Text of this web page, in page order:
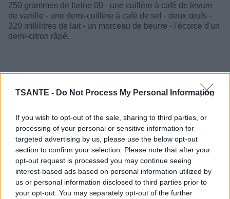
TSANTE - Do Not Process My Personal Information
If you wish to opt-out of the sale, sharing to third parties, or
processing of your personal or sensitive information for
targeted advertising by us, please use the below opt-out
section to confirm your selection. Please note that after your
opt-out request is processed you may continue seeing
interest-based ads based on personal information utilized by
us or personal information disclosed to third parties prior to
your opt-out. You may separately opt-out of the further
250 grammes de farine 00 - une cuillère à café de levure
de vanille - une demi-cuillère à café de sel - deux œufs -
320 millilitres de lait - un morceau de beurre - l'écorce d'un
demi-citron râpé.